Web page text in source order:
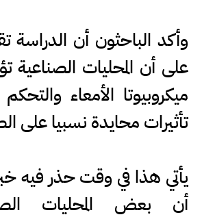
وأكد الباحثون أن الدراسة
على أن المحليات الصناعية
ميكروبيوتا الأمعاء
تأثيرات محايدة نسبيا على
يأتي هذا في وقت حذر فيه
أن بعض المحليات